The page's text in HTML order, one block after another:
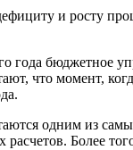
и росту
года бюджетное
что момент,
одним из
Более